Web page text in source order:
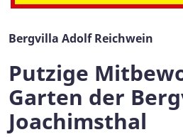
Bergvilla Adolf Reichwein
Putzige
Garten der
Joachimsthal